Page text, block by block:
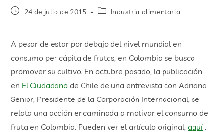
24 de julio de 2015 Industria alimentaria
A pesar de estar por debajo del nivel mundial en
consumo per cápita de frutas, en Colombia se busca
promover su cultivo. En octubre pasado, la publicación
en El Ciudadano de Chile de una entrevista con Adriana
Senior, Presidente de la Corporación Internacional, se
relata una acción encaminada a motivar el consumo de
fruta en Colombia. Pueden ver el artículo original,aquí .